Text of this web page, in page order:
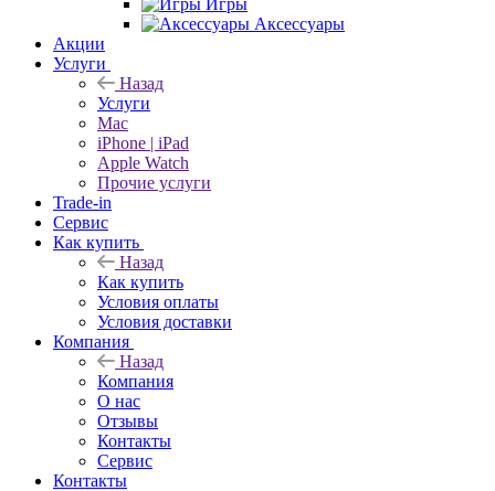
Игры
Аксессуары
Акции
Услуги
Назад
Услуги
Mac
iPhone | iPad
Apple Watch
Прочие услуги
Trade-in
Сервис
Как купить
Назад
Как купить
Условия оплаты
Условия доставки
Компания
Назад
Компания
О нас
Отзывы
Контакты
Сервис
Контакты